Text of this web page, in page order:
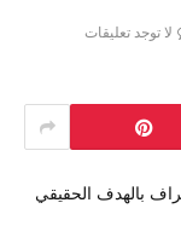
لا توجد تعليقات